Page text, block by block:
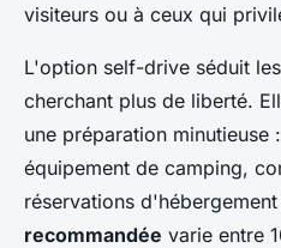
visiteurs ou à ceux qui
L'option self-drive séduit
cherchant plus de liberté.
une préparation
équipement de camping,
réservations
recommandée varie entre